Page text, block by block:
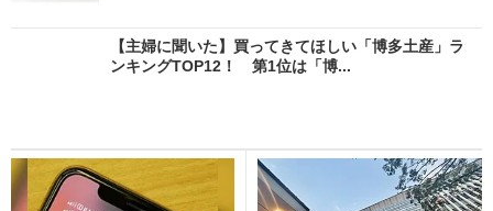
【主婦に聞いた】買ってきてほしい「博多土産」ラ
ンキングTOP12！ 第1位は「博...